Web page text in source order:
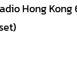
Hong